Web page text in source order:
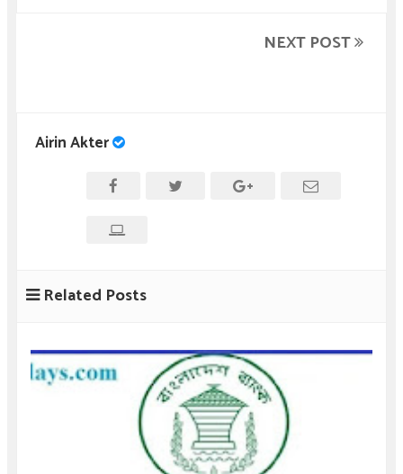
NEXT POST
Airin Akter
Related Posts